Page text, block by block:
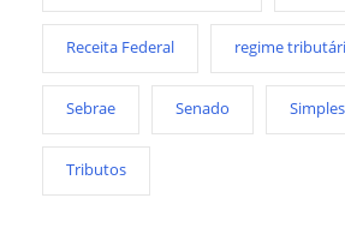
Receita Federal regime
Sebrae Senado
Tributos